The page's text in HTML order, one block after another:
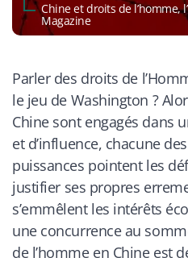
Chine et droits de l’homme,
Magazine
Parler des droits de
le jeu de Washington ?
Chine sont engagés dans
et d’influence, chacune
puissances pointent les
justifier ses propres
s’emmêlent les intérêts
une concurrence au
de l’homme en Chine est